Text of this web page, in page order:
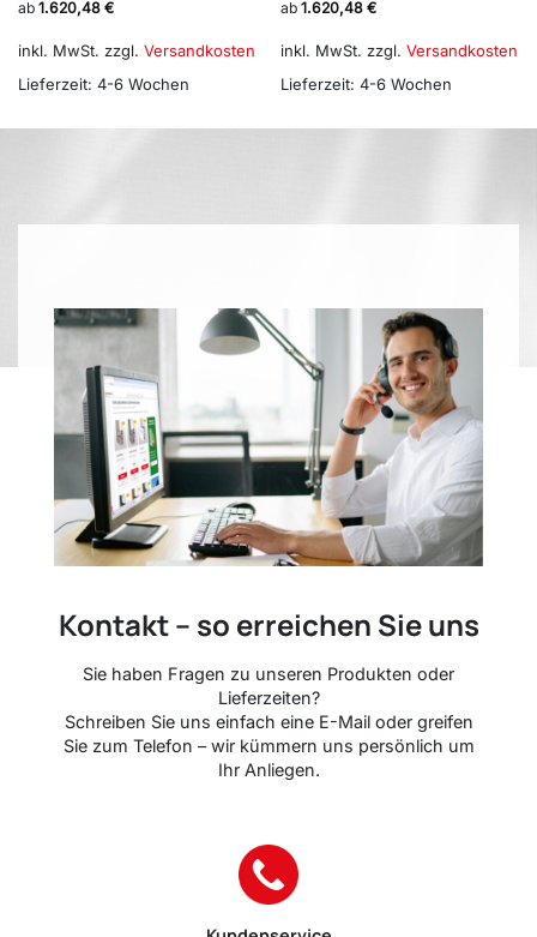
ab 1.620,48 €
inkl. MwSt. zzgl. Versandkosten
Lieferzeit: 4-6 Wochen
ab 1.620,48 €
inkl. MwSt. zzgl. Versandkosten
Lieferzeit: 4-6 Wochen
Kontakt – so erreichen Sie uns
Sie haben Fragen zu unseren Produkten oder
Lieferzeiten?
Schreiben Sie uns einfach eine E-Mail oder greifen
Sie zum Telefon – wir kümmern uns persönlich um
Ihr Anliegen.